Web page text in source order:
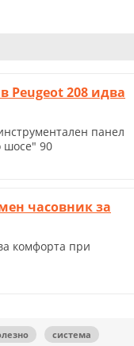
Peugeot 208 идва
панел
шосе" 90
часовник за
комфорта при
система